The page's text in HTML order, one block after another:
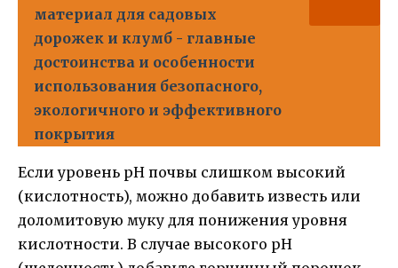
материал для садовых
дорожек и клумб - главные
достоинства и особенности
использования безопасного,
экологичного и эффективного
покрытия
Если уровень pH почвы слишком высокий
(кислотность), можно добавить известь или
доломитовую муку для понижения уровня
кислотности. В случае высокого pH